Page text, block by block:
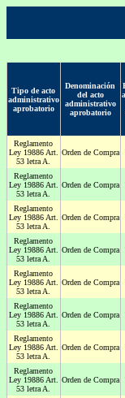
Tipo de acto
administrativo
aprobatorio
Denominación
del acto
administrativo
aprobatorio
Reglamento
Ley 19886 Art.
53 letra A.
Orden de Compra
Reglamento
Ley 19886 Art.
53 letra A.
Orden de Compra
Reglamento
Ley 19886 Art.
53 letra A.
Orden de Compra
Reglamento
Ley 19886 Art.
53 letra A.
Orden de Compra
Reglamento
Ley 19886 Art.
53 letra A.
Orden de Compra
Reglamento
Ley 19886 Art.
53 letra A.
Orden de Compra
Reglamento
Ley 19886 Art.
53 letra A.
Orden de Compra
Reglamento
Ley 19886 Art.
53 letra A.
Orden de Compra